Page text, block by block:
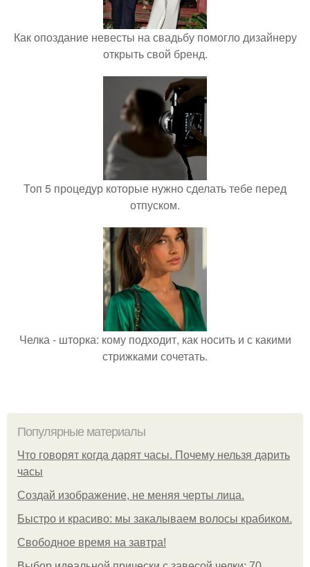
Как опоздание невесты на свадьбу помогло дизайнеру
открыть свой бренд.
Топ 5 процедур которые нужно сделать тебе перед
отпуском.
Челка - шторка: кому подходит, как носить и с какими
стрижками сочетать.
Популярные материалы
Что говорят когда дарят часы. Почему нельзя дарить
часы
Создай изображение, не меняя черты лица.
Быстро и красиво: мы закалываем волосы крабиком.
Свободное время на завтра!